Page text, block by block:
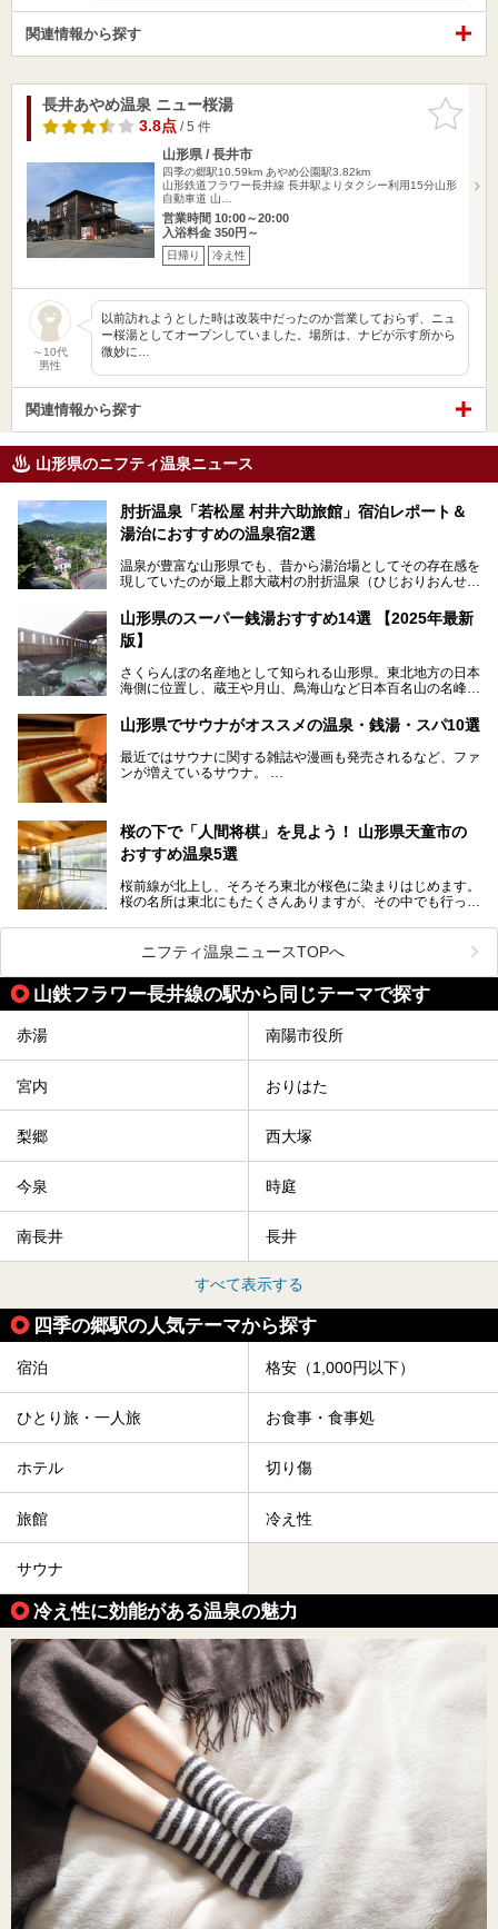
関連情報から探す
お気に入
りに追加
長井あやめ温泉 ニュー桜湯
3.8点/ 5 件
山形県 / 長井市
四季の郷駅10.59km あやめ公園駅3.82km
山形鉄道フラワー長井線 長井駅よりタクシー利用15分山形
自動車道 山…
営業時間 10:00～20:00
入浴料金 350円～
日帰り 冷え性
～10代
男性
以前訪れようとした時は改装中だったのか営業しておらず、ニュ
ー桜湯としてオープンしていました。場所は、ナビが示す所から
微妙に…
関連情報から探す
山形県のニフティ温泉ニュース
肘折温泉「若松屋 村井六助旅館」宿泊レポート＆
湯治におすすめの温泉宿2選
温泉が豊富な山形県でも、昔から湯治場としてその存在感を
現していたのが最上郡大蔵村の肘折温泉（ひじおりおんせ
今回はその肘折温泉の「若松屋 村井六助旅館」に宿泊した
体験レポートとおすすめの温泉宿を2軒ご紹介します。
鄙びた風情があり、源泉掛け流しの旅館も多い肘折温泉は、
す。
山形県のスーパー銭湯おすすめ14選 【2025年最新
版】
さくらんぼの名産地として知られる山形県。東北地方の日本
海側に位置し、蔵王や月山、鳥海山など日本百名山の名峰や
の細道」全行程の1/3にあたる期間を山形県で過ごしたとい
われることからも、山形の深い魅力がうかがえます。
山形県はまた、県内全域に多様な温泉があり、35ある市町
村のすべてで温泉が湧いているという温泉県。そんな山形県
でぜひチェックしたいスーパー銭湯をご紹介します。
山形県でサウナがオススメの温泉・銭湯・スパ10選
最近ではサウナに関する雑誌や漫画も発売されるなど、ファ
ンが増えているサウナ。
こだわりを持つ施設も増えています。
今回はそんな今話題のサウナが楽しめる、山形県内にあるオ
ススメ温泉・銭湯・スパを10件まとめてご紹介します。
桜の下で「人間将棋」を見よう！ 山形県天童市の
おすすめ温泉5選
桜前線が北上し、そろそろ東北が桜色に染まりはじめます。
桜の名所は東北にもたくさんありますが、その中でも行って
舞鶴山の山頂まで軽いハイキングの気分で登れば、そこでは
なんと「人間将棋」が行われているのです！
「人間将棋」とは昭和31年から毎年春に山形県天童市で行
われている一大イベントで、甲冑や着物姿の武者に扮した人
間が将棋の駒となり、対局を行っているのです。
人気漫画「３月のライオン」の中でもこの人間将棋のシーン
りに、思わず吹き出してしまった読者もいることでしょう。
われます。また、23日は「天童百面指し」が行われ、人間
とができます。
天童市には温泉も多数あるので、桜と人間将棋を見た後はゆ
っくり温泉に浸かってはいかがでしょうか。
今回は山形県天童市のおすすめ温泉をご紹介します！
ニフティ温泉ニュースTOPへ
山鉄フラワー長井線の駅から同じテーマで探す
赤湯 南陽市役所
宮内 おりはた
梨郷 西大塚
今泉 時庭
南長井 長井
すべて表示する
四季の郷駅の人気テーマから探す
宿泊 格安（1,000円以下）
ひとり旅・一人旅 お食事・食事処
ホテル 切り傷
旅館 冷え性
サウナ
冷え性に効能がある温泉の魅力